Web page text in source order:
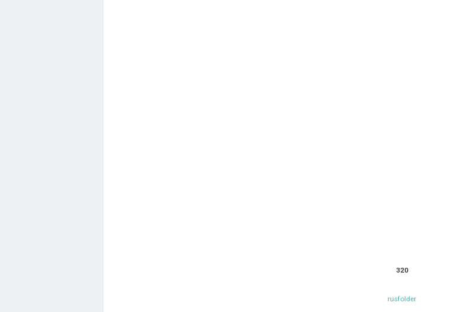
320
rusfolder